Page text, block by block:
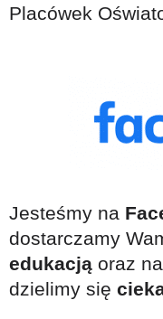
Placówek
Jesteśmy na
dostarczamy
edukacją oraz
dzielimy się